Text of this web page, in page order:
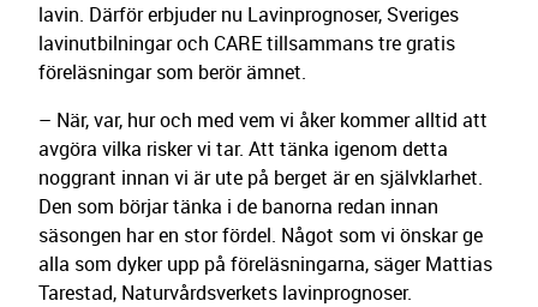
lavin. Därför erbjuder nu Lavinprognoser, Sveriges
lavinutbilningar och CARE tillsammans tre gratis
föreläsningar som berör ämnet.
– När, var, hur och med vem vi åker kommer alltid att
avgöra vilka risker vi tar. Att tänka igenom detta
noggrant innan vi är ute på berget är en självklarhet.
Den som börjar tänka i de banorna redan innan
säsongen har en stor fördel. Något som vi önskar ge
alla som dyker upp på föreläsningarna, säger Mattias
Tarestad, Naturvårdsverkets lavinprognoser.